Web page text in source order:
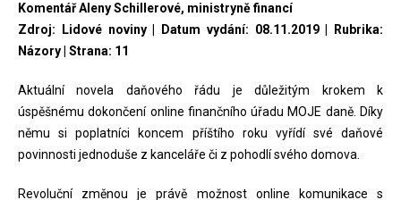
Komentář Aleny Schillerové, ministryně financí
Zdroj: Lidové noviny | Datum vydání: 08.11.2019 | Rubrika:
Názory | Strana: 11
Aktuální novela daňového řádu je důležitým krokem k
úspěšnému dokončení online finančního úřadu MOJE daně. Díky
němu si poplatníci koncem příštího roku vyřídí své daňové
povinnosti jednoduše z kanceláře či z pohodlí svého domova.
Revoluční změnou je právě možnost online komunikace s